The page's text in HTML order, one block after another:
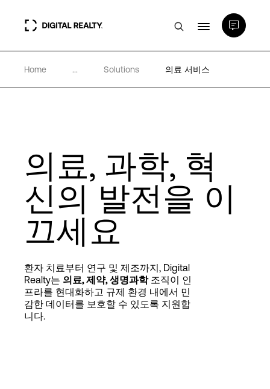
데이터 센터
파트너
전문성 및 리소스
소개
Language
로그인
Home ... Solutions 의료 서비스
의료, 과학, 혁
신의 발전을 이
끄세요
환자 치료부터 연구 및 제조까지, Digital
Realty는 의료, 제약, 생명과학조직이 인
프라를 현대화하고 규제 환경 내에서 민
감한 데이터를 보호할 수 있도록 지원합
니다.